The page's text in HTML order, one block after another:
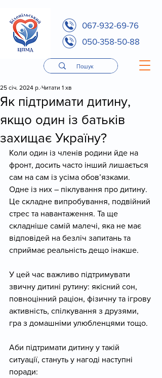
067-932-69-76
050-358-50-88
Як підтримати дитину,
якщо один із батьків
захищає Україну?
25 січ. 2024 р. Читати 1 хв
Коли один із членів родини йде на
фронт, досить часто інший лишається
сам на сам із усіма обовʼязками.
Одне із них – піклування про дитину.
Це складне випробування, подвійний
стрес та навантаження. Та ще
складніше самій малечі, яка не має
відповідей на безліч запитань та
сприймає реальність дещо інакше.
У цей час важливо підтримувати
звичну дитині рутину: якісний сон,
повноцінний раціон, фізичну та ігрову
активність, спілкування з друзями,
гра з домашніми улюбленцями тощо.
Аби підтримати дитину у такій
ситуації, стануть у нагоді наступні
поради: